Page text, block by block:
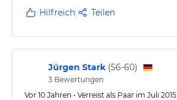
Hilfreich Teilen
Jürgen Stark (56-60)
3 Bewertungen
Vor 10 Jahren • Verreist als Paar im Juli 2015